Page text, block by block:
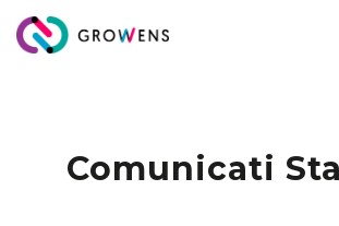
Comunicati